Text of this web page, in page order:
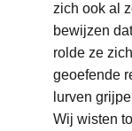
zich ook al
bewijzen
rolde ze
geoefende
lurven
Wij wisten